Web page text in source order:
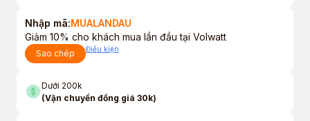
Nhập mã:MUALANDAU
Giảm 10% cho khách mua lần đầu tại Volwatt
Sao chép Điều kiện
Dưới 200k
(Vận chuyển đồng giá 30k)